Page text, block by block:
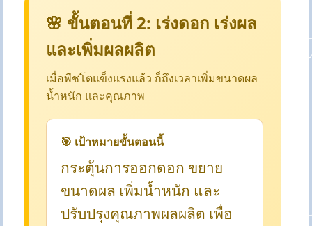
🌸 ขั้นตอนที่ 2: เร่งดอก เร่งผล
และเพิ่มผลผลิต
เมื่อพืชโตแข็งแรงแล้ว ก็ถึงเวลาเพิ่มขนาดผล
น้ำหนัก และคุณภาพ
🎯 เป้าหมายขั้นตอนนี้
กระตุ้นการออกดอก ขยาย
ขนาดผล เพิ่มน้ำหนัก และ
ปรับปรุงคุณภาพผลผลิต เพื่อ